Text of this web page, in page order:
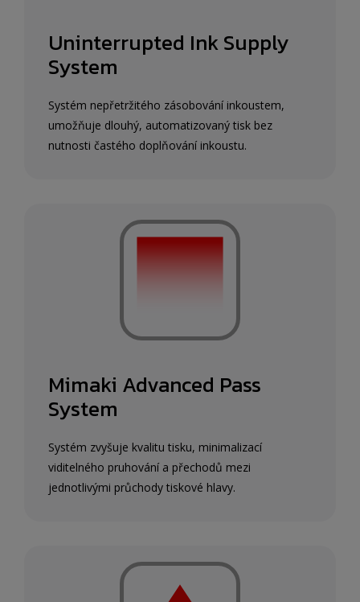
Uninterrupted Ink Supply
System
Systém nepřetržitého zásobování inkoustem,
umožňuje dlouhý, automatizovaný tisk bez
nutnosti častého doplňování inkoustu.
Mimaki Advanced Pass
System
Systém zvyšuje kvalitu tisku, minimalizací
viditelného pruhování a přechodů mezi
jednotlivými průchody tiskové hlavy.